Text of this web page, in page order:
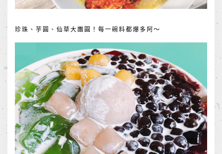
珍珠、芋圓、仙草大團圓！每一碗料都爆多阿～